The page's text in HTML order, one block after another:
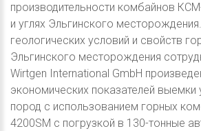
производительности комбайнов
и углях Эльгинского
геологических условий и свойств
Эльгинского месторождения
Wirtgen International GmbH
экономических показателей
пород с использованием горных
4200SM с погрузкой в 130-тонные